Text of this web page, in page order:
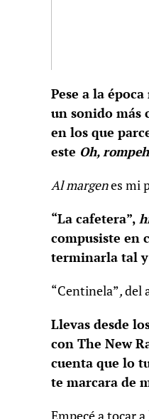
Pese a la
un sonido más
en los que
este Oh,
Al margenes mi
“La cafetera”,
compusiste en
terminarla tal
“Centinela”,del
Llevas desde
con The New
cuenta que lo
te marcara de